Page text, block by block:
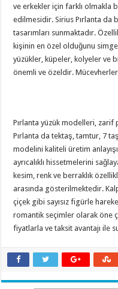
ve erkekler için farklı olmakla
edilmesidir. Sirius Pırlanta da
tasarımları sunmaktadır.
kişinin en özel olduğunu
yüzükler, küpeler, kolyeler ve
önemli ve özeldir.
Pırlanta yüzük modelleri,
Pırlanta da tektaş, tamtur, 7
modelini kaliteli üretim
ayrıcalıklı hissetmelerini
kesim, renk ve berraklık
arasında gösterilmektedir.
çiçek gibi sayısız figürle
romantik seçimler olarak öne
fiyatlarla ve taksit avantajı ile